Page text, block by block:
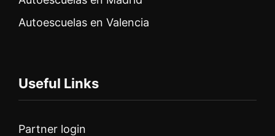
Autoescuelas en Valencia
Useful Links
Partner login